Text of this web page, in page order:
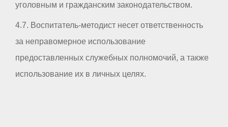
уголовным и гражданским законодательством.
4.7. Воспитатель-методист несет ответственность
за неправомерное использование
предоставленных служебных полномочий, а также
использование их в личных целях.